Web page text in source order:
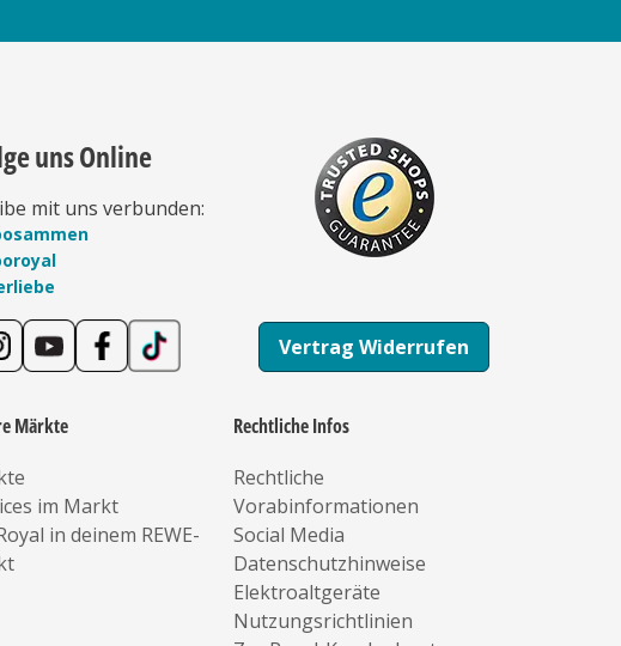
uns Online
mit uns verbunden:
Vertrag Widerrufen
Märkte
im Markt
in deinem REWE-
Rechtliche Infos
Rechtliche
Vorabinformationen
Social Media
Datenschutzhinweise
Elektroaltgeräte
Nutzungsrichtlinien